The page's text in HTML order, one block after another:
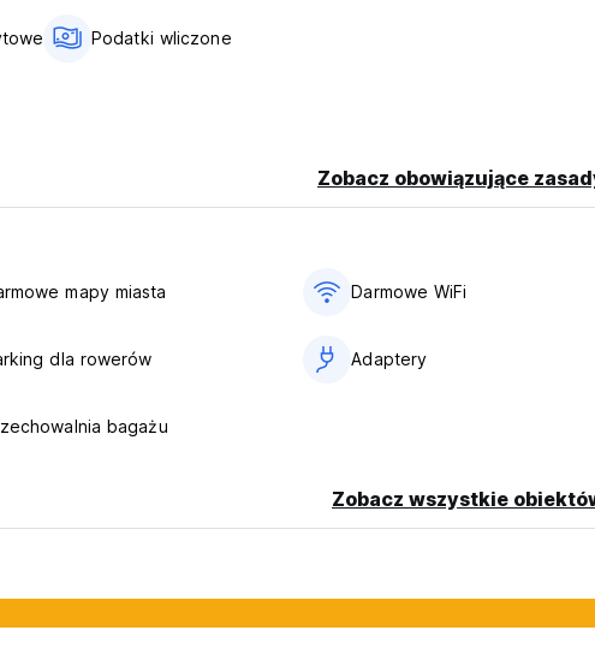
Podatki wliczone
Zobacz obowiązujące
mapy miasta Darmowe WiFi
dla rowerów Adaptery
bagażu
Zobacz wszystkie